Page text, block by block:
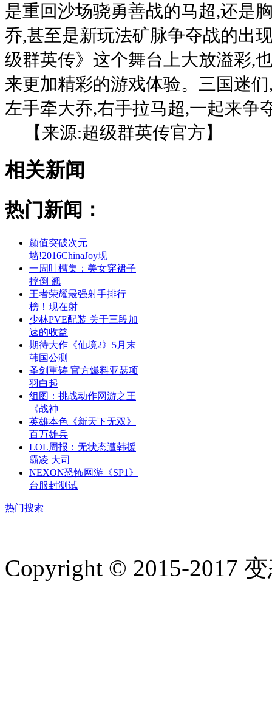
是重回沙场骁勇善战的马超,还是
乔,甚至是新玩法矿脉争夺战的出
级群英传》这个舞台上大放溢彩,
来更加精彩的游戏体验。三国迷
左手牵大乔,右手拉马超,一起来争
【来源:超级群英传官方】
相关新闻
热门新闻：
颜值突破次元
墙!2016ChinaJoy现
一周吐槽集：美女穿裙子
摔倒 翘
王者荣耀最强射手排行
榜！现在射
少林PVE配装 关于三段加
速的收益
期待大作《仙境2》5月末
韩国公测
圣剑重铸 官方爆料亚瑟项
羽白起
组图：挑战动作网游之王
《战神
英雄本色《新天下无双》
百万雄兵
LOL周报：无状态遭韩援
霸凌 大司
NEXON恐怖网游《SP1》
台服封测试
热门搜索
Copyright © 2015-2017